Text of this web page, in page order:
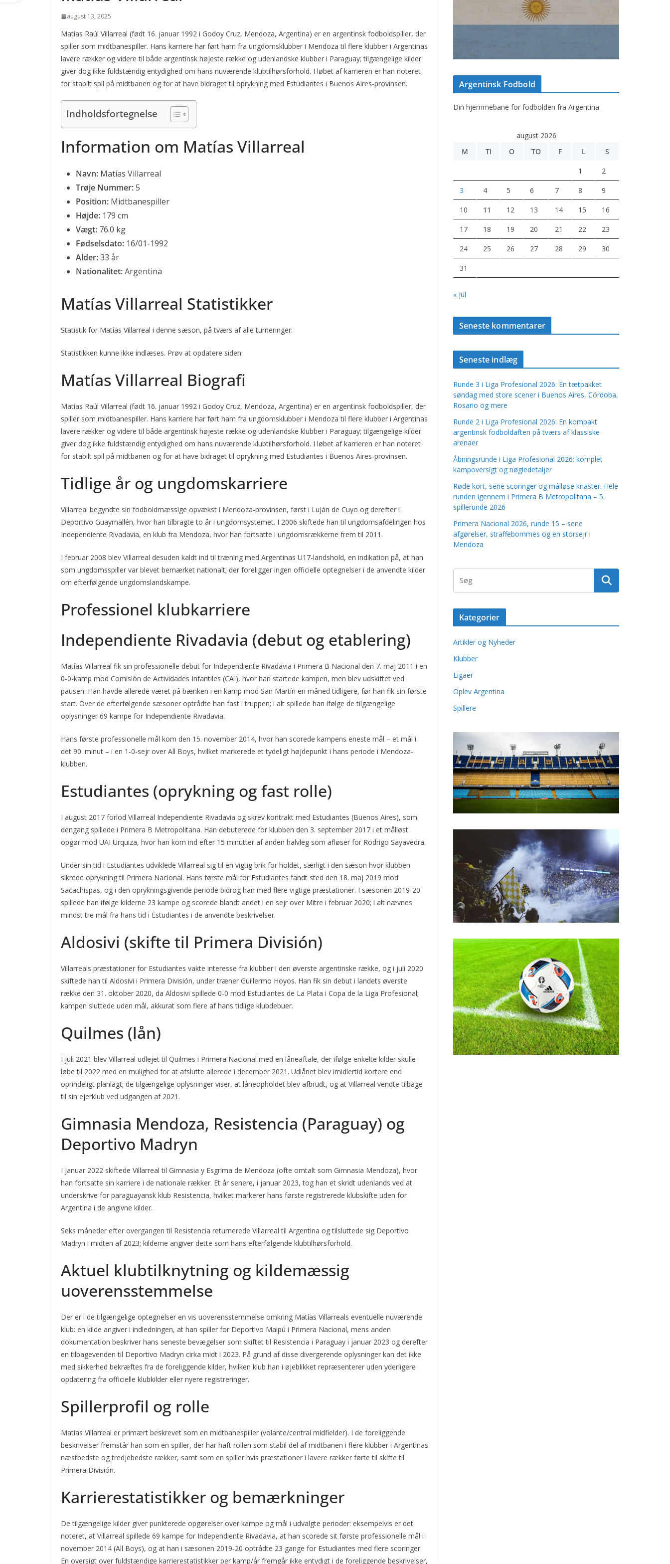
august 13, 2025
Matías Raúl Villarreal (født 16. januar 1992 i Godoy Cruz, Mendoza, Argentina) er en argentinsk fodboldspiller, der
spiller som midtbanespiller. Hans karriere har ført ham fra ungdomsklubber i Mendoza til flere klubber i Argentinas
lavere rækker og videre til både argentinsk højeste række og udenlandske klubber i Paraguay; tilgængelige kilder
giver dog ikke fuldstændig entydighed om hans nuværende klubtilhørsforhold. I løbet af karrieren er han noteret
for stabilt spil på midtbanen og for at have bidraget til oprykning med Estudiantes i Buenos Aires-provinsen.
Indholdsfortegnelse
Information om Matías Villarreal
Navn: Matías Villarreal
Trøje Nummer:5
Position: Midtbanespiller
Højde: 179 cm
Vægt: 76.0 kg
Fødselsdato: 16/01-1992
Alder:33 år
Nationalitet:Argentina
Matías Villarreal Statistikker
Statistik for Matías Villarreal i denne sæson, på tværs af alle turneringer:
Statistikken kunne ikke indlæses. Prøv at opdatere siden.
Matías Villarreal Biografi
Matías Raúl Villarreal (født 16. januar 1992 i Godoy Cruz, Mendoza, Argentina) er en argentinsk fodboldspiller, der
spiller som midtbanespiller. Hans karriere har ført ham fra ungdomsklubber i Mendoza til flere klubber i Argentinas
lavere rækker og videre til både argentinsk højeste række og udenlandske klubber i Paraguay; tilgængelige kilder
giver dog ikke fuldstændig entydighed om hans nuværende klubtilhørsforhold. I løbet af karrieren er han noteret
for stabilt spil på midtbanen og for at have bidraget til oprykning med Estudiantes i Buenos Aires-provinsen.
Tidlige år og ungdomskarriere
Villarreal begyndte sin fodboldmæssige opvækst i Mendoza-provinsen, først i Luján de Cuyo og derefter i
Deportivo Guaymallén, hvor han tilbragte to år i ungdomsystemet. I 2006 skiftede han til ungdomsafdelingen hos
Independiente Rivadavia, en klub fra Mendoza, hvor han fortsatte i ungdomsrækkerne frem til 2011.
I februar 2008 blev Villarreal desuden kaldt ind til træning med Argentinas U17-landshold, en indikation på, at han
som ungdomsspiller var blevet bemærket nationalt; der foreligger ingen officielle optegnelser i de anvendte kilder
om efterfølgende ungdomslandskampe.
Professionel klubkarriere
Independiente Rivadavia (debut og etablering)
Matías Villarreal fik sin professionelle debut for Independiente Rivadavia i Primera B Nacional den 7. maj 2011 i en
0-0-kamp mod Comisión de Actividades Infantiles (CAI), hvor han startede kampen, men blev udskiftet ved
pausen. Han havde allerede været på bænken i en kamp mod San Martín en måned tidligere, før han fik sin første
start. Over de efterfølgende sæsoner optrådte han fast i truppen; i alt spillede han ifølge de tilgængelige
oplysninger 69 kampe for Independiente Rivadavia.
Hans første professionelle mål kom den 15. november 2014, hvor han scorede kampens eneste mål – et mål i
det 90. minut – i en 1-0-sejr over All Boys, hvilket markerede et tydeligt højdepunkt i hans periode i Mendoza-
klubben.
Estudiantes (oprykning og fast rolle)
I august 2017 forlod Villarreal Independiente Rivadavia og skrev kontrakt med Estudiantes (Buenos Aires), som
dengang spillede i Primera B Metropolitana. Han debuterede for klubben den 3. september 2017 i et målløst
opgør mod UAI Urquiza, hvor han kom ind efter 15 minutter af anden halvleg som afløser for Rodrigo Sayavedra.
Under sin tid i Estudiantes udviklede Villarreal sig til en vigtig brik for holdet, særligt i den sæson hvor klubben
sikrede oprykning til Primera Nacional. Hans første mål for Estudiantes fandt sted den 18. maj 2019 mod
Sacachispas, og i den oprykningsgivende periode bidrog han med flere vigtige præstationer. I sæsonen 2019-20
spillede han ifølge kilderne 23 kampe og scorede blandt andet i en sejr over Mitre i februar 2020; i alt nævnes
mindst tre mål fra hans tid i Estudiantes i de anvendte beskrivelser.
Aldosivi (skifte til Primera División)
Villarreals præstationer for Estudiantes vakte interesse fra klubber i den øverste argentinske række, og i juli 2020
skiftede han til Aldosivi i Primera División, under træner Guillermo Hoyos. Han fik sin debut i landets øverste
række den 31. oktober 2020, da Aldosivi spillede 0-0 mod Estudiantes de La Plata i Copa de la Liga Profesional;
kampen sluttede uden mål, akkurat som flere af hans tidlige klubdebuer.
Quilmes (lån)
I juli 2021 blev Villarreal udlejet til Quilmes i Primera Nacional med en låneaftale, der ifølge enkelte kilder skulle
løbe til 2022 med en mulighed for at afslutte allerede i december 2021. Udlånet blev imidlertid kortere end
oprindeligt planlagt; de tilgængelige oplysninger viser, at låneopholdet blev afbrudt, og at Villarreal vendte tilbage
til sin ejerklub ved udgangen af 2021.
Gimnasia Mendoza, Resistencia (Paraguay) og
Deportivo Madryn
I januar 2022 skiftede Villarreal til Gimnasia y Esgrima de Mendoza (ofte omtalt som Gimnasia Mendoza), hvor
han fortsatte sin karriere i de nationale rækker. Et år senere, i januar 2023, tog han et skridt udenlands ved at
underskrive for paraguayansk klub Resistencia, hvilket markerer hans første registrerede klubskifte uden for
Argentina i de angivne kilder.
Seks måneder efter overgangen til Resistencia returnerede Villarreal til Argentina og tilsluttede sig Deportivo
Madryn i midten af 2023; kilderne angiver dette som hans efterfølgende klubtilhørsforhold.
Aktuel klubtilknytning og kildemæssig
uoverensstemmelse
Der er i de tilgængelige optegnelser en vis uoverensstemmelse omkring Matías Villarreals eventuelle nuværende
klub: en kilde angiver i indledningen, at han spiller for Deportivo Maipú i Primera Nacional, mens anden
dokumentation beskriver hans seneste bevægelser som skiftet til Resistencia i Paraguay i januar 2023 og derefter
en tilbagevenden til Deportivo Madryn cirka midt i 2023. På grund af disse divergerende oplysninger kan det ikke
med sikkerhed bekræftes fra de foreliggende kilder, hvilken klub han i øjeblikket repræsenterer uden yderligere
opdatering fra officielle klubkilder eller nyere registreringer.
Spillerprofil og rolle
Matías Villarreal er primært beskrevet som en midtbanespiller (volante/central midfielder). I de foreliggende
beskrivelser fremstår han som en spiller, der har haft rollen som stabil del af midtbanen i flere klubber i Argentinas
næstbedste og tredjebedste rækker, samt som en spiller hvis præstationer i lavere rækker førte til skifte til
Primera División.
Karrierestatistikker og bemærkninger
De tilgængelige kilder giver punkterede opgørelser over kampe og mål i udvalgte perioder: eksempelvis er det
noteret, at Villarreal spillede 69 kampe for Independiente Rivadavia, at han scorede sit første professionelle mål i
november 2014 (All Boys), og at han i sæsonen 2019-20 optrådte 23 gange for Estudiantes med flere scoringer.
En oversigt over fuldstændige karrierestatistikker per kamp/år fremgår ikke entydigt i de foreliggende beskrivelser,
Argentinsk Fodbold
Din hjemmebane for fodbolden fra Argentina
august 2026
M
TI O TO F L S
1 2
3 4 5 6 7 8 9
10 11 12 13 14 15 16
17 18 19 20 21 22 23
24 25 26 27 28 29 30
31
« jul
Seneste kommentarer
Seneste indlæg
Runde 3 i Liga Profesional 2026: En tætpakket
søndag med store scener i Buenos Aires, Córdoba,
Rosario og mere
Runde 2 i Liga Profesional 2026: En kompakt
argentinsk fodboldaften på tværs af klassiske
arenaer
Åbningsrunde i Liga Profesional 2026: komplet
kampoversigt og nøgledetaljer
Røde kort, sene scoringer og målløse knaster: Hele
runden igennem i Primera B Metropolitana – 5.
spillerunde 2026
Primera Nacional 2026, runde 15 – sene
afgørelser, straffebommes og en storsejr i
Mendoza
Kategorier
Artikler og Nyheder
Klubber
Ligaer
Oplev Argentina
Spillere